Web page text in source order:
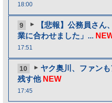
18:00
9
【悲報】公務員さん
業に合わせました」...
17:51
10
ヤク奥川、ファン
残す他 NEW
17:45